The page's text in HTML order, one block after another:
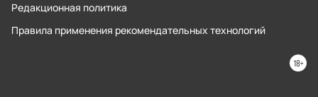
Редакционная политика
Правила применения рекомендательных технологий